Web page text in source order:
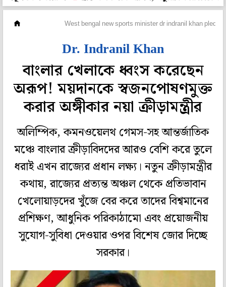
West bengal new sports minister dr indranil khan
Dr. Indranil Khan
বাংলার খেলাকে ধ্বংস করেছেন
অরূপ! ময়দানকে স্বজনপোষণমুক্ত
করার অঙ্গীকার নয়া ক্রীড়ামন্ত্রীর
অলিম্পিক, কমনওয়েলথ গেমস-সহ আন্তর্জাতিক
মঞ্চে বাংলার ক্রীড়াবিদদের আরও বেশি করে তুলে
ধরাই এখন রাজ্যের প্রধান লক্ষ্য। নতুন ক্রীড়ামন্ত্রীর
কথায়, রাজ্যের প্রত্যন্ত অঞ্চল থেকে প্রতিভাবান
খেলোয়াড়দের খুঁজে বের করে তাদের বিশ্বমানের
প্রশিক্ষণ, আধুনিক পরিকাঠামো এবং প্রয়োজনীয়
সুযোগ-সুবিধা দেওয়ার ওপর বিশেষ জোর দিচ্ছে
সরকার।